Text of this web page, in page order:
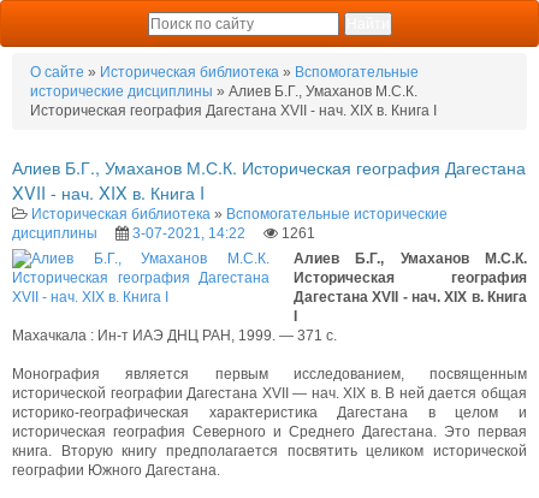
О сайте » Историческая библиотека » Вспомогательные
исторические дисциплины » Алиев Б.Г., Умаханов М.С.К.
Историческая география Дагестана XVII - нач. XIX в. Книга I
Алиев Б.Г., Умаханов М.С.К. Историческая география Дагестана
XVII - нач. XIX в. Книга I
Историческая библиотека » Вспомогательные исторические
дисциплины
3-07-2021, 14:22
1261
Алиев Б.Г., Умаханов М.С.К.
Историческая география
Дагестана XVII - нач. XIX в. Книга
I
Махачкала : Ин-т ИАЭ ДНЦ РАН, 1999. — 371 с.
Монография является первым исследованием, посвященным
исторической географии Дагестана XVII — нач. XIX в. В ней дается общая
историко-географическая характеристика Дагестана в целом и
историческая география Северного и Среднего Дагестана. Это первая
книга. Вторую книгу предполагается посвятить целиком исторической
географии Южного Дагестана.